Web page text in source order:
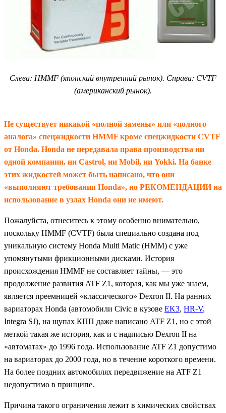
Слева: HMMF (японский внутренний рынок). Справа: CVTF
(американский рынок).
Не существует никакой «полной замены» или «полного
аналога» спецжидкости HMMF кроме спецжидкости CVTF
от Honda. Honda не передавала права производства ни
одной компании, ни Castrol, ни Mobil, ни Yokki. На банке
этих жидкостей может быть написано, что они
«выполняют требования Honda», но РЕКОМЕНДАЦИИ на
использование в узлах Honda они не имеют.
Пожалуйста, отнеситесь к этому особенно внимательно,
поскольку HMMF (CVTF) была специально создана под
уникальную систему Honda Multi Matic (HMM) с уже
упомянутыми фрикционными дисками. История
происхождения HMMF не составляет тайны, — это
продолжение развития ATF Z1, которая, как мы уже знаем,
является преемницей «классического» Dexron II. На ранних
вариаторах Honda (автомобили Civic в кузове EK3, HR-V,
Integra SJ), на щупах КПП даже написано ATF Z1, но с этой
меткой такая же история, как и с надписью Dexron II на
«автоматах» до 1996 года. Использование ATF Z1 допустимо
на вариаторах до 2000 года, но в течение короткого времени.
На более поздних автомобилях передвижение на ATF Z1
недопустимо в принципе.
Причина такого ограничения лежит в химических свойствах